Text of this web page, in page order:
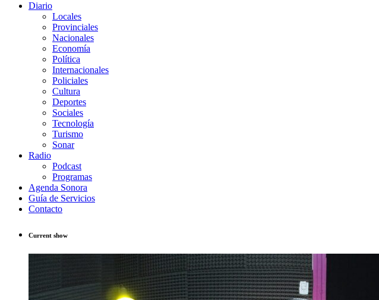
Diario
Locales
Provinciales
Nacionales
Economía
Política
Internacionales
Policiales
Cultura
Deportes
Sociales
Tecnología
Turismo
Sonar
Radio
Podcast
Programas
Agenda Sonora
Guía de Servicios
Contacto
Current show